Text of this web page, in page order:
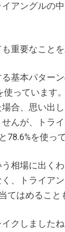
アングルの
重要なこと
基本パター
っています
合、思い出
んが、トラ
を使って
相場に出く
、トライア
てはめること
クしましたね